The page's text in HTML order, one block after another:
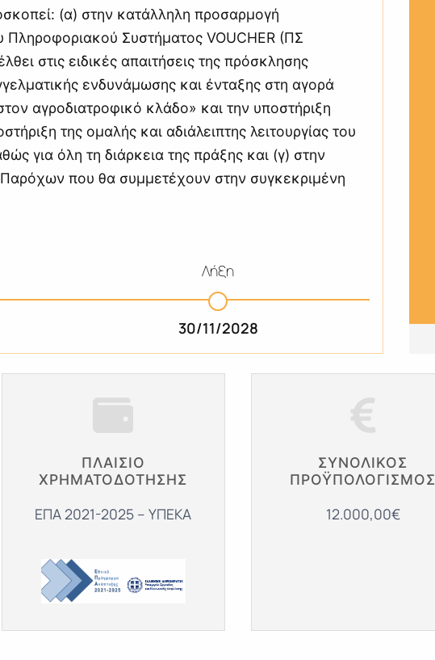
(α) στην κατάλληλη προσαρμογή
Συστήματος VOUCHER (ΠΣ
στις ειδικές απαιτήσεις της πρόσκλησης
ενδυνάμωσης και ένταξης στη αγορά
αγροδιατροφικό κλάδο» και την υποστήριξη
της ομαλής και αδιάλειπτης λειτουργίας του
για όλη τη διάρκεια της πράξης και (γ) στην
που θα συμμετέχουν στην συγκεκριμένη
Λήξη
30/11/2028
ΠΛΑΙΣΙΟ
ΧΡΗΜΑΤΟΔΟΤΗΣΗΣ
ΕΠΑ 2021-2025 – ΥΠΕΚΑ
ΣΥΝΟΛΙΚΌΣ
ΠΡΟΫΠΟΛΟΓΙΣΜΌΣ
12.000,00€